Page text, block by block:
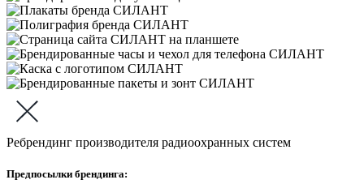
Ребрендинг производителя радиоохранных систем
Предпосылки брендинга: